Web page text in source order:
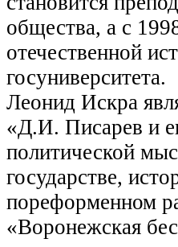
общества, а с
отечественной
госуниверситета.
Леонид Искра
«Д.И. Писарев и
политической
государстве,
пореформенном
«Воронежская